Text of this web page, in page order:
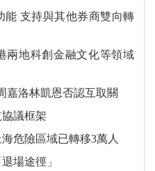
能 支持與其他券商雙向轉
兩地科創金融文化等領域
嘉洛林凱恩否認互取關
議框架
危險區域已轉移3萬人
場途徑」